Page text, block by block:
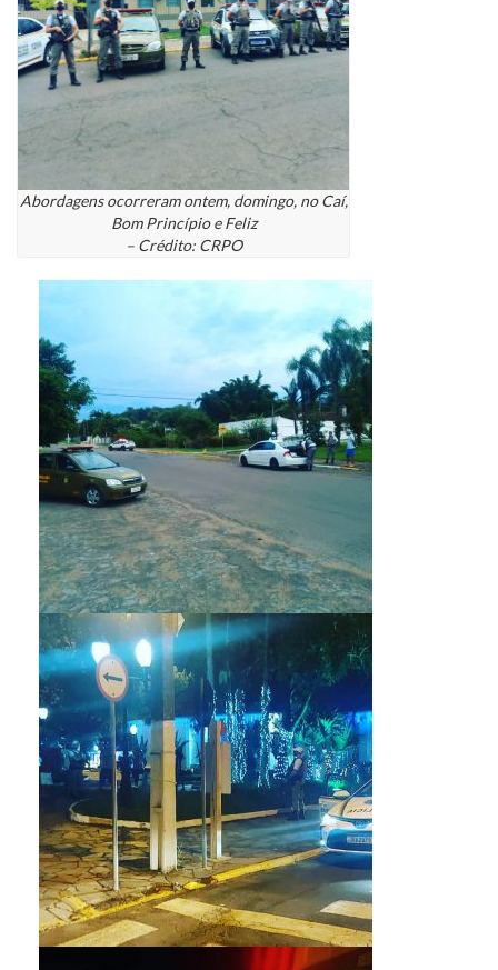
Abordagens ocorreram ontem, domingo, no Caí,
Bom Princípio e Feliz
– Crédito: CRPO